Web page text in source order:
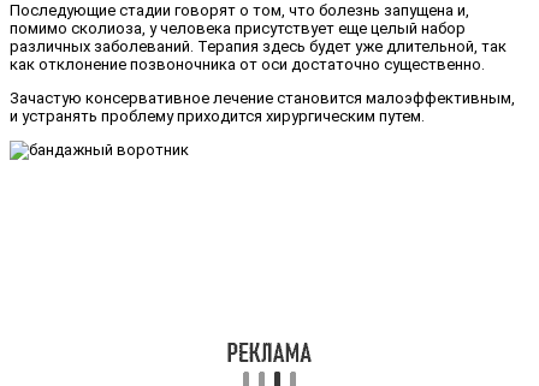
Последующие стадии говорят о том, что болезнь запущена и,
помимо сколиоза, у человека присутствует еще целый набор
различных заболеваний. Терапия здесь будет уже длительной, так
как отклонение позвоночника от оси достаточно существенно.
Зачастую консервативное лечение становится малоэффективным,
и устранять проблему приходится хирургическим путем.